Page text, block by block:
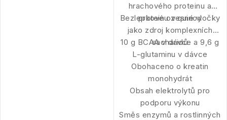
hrachového proteinu a
proteinu z quinoy
Bezlepkové ovesné vločky
jako zdroj komplexních
sacharidů
10 g BCAA v dávce a 9,6 g
L-glutaminu v dávce
Obohaceno o kreatin
monohydrát
Obsah elektrolytů pro
podporu výkonu
Směs enzymů a rostlinných